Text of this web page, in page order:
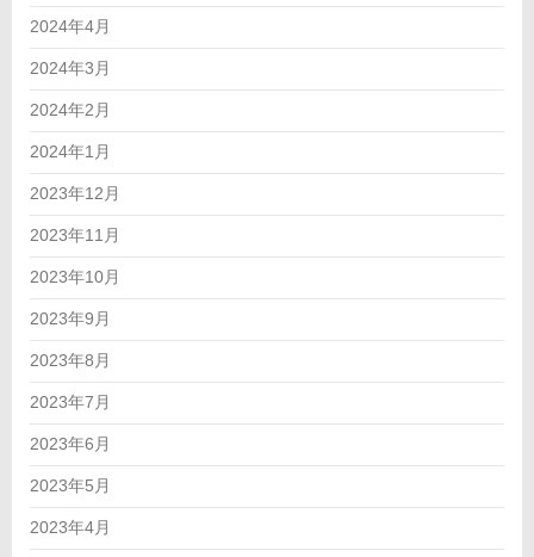
2024年4月
2024年3月
2024年2月
2024年1月
2023年12月
2023年11月
2023年10月
2023年9月
2023年8月
2023年7月
2023年6月
2023年5月
2023年4月